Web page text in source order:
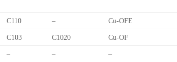
C110 – Cu-OFE
C103 C1020 Cu-OF
– – –